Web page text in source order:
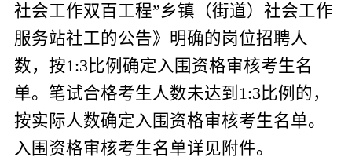
社会工作双百工程”乡镇（街道）社会工作
服务站社工的公告》明确的岗位招聘人
数，按1:3 比例确定入围资格审核考生名
单。笔试合格考生人数未达到 1:3 比例的，
按实际人数确定入围资格审核考生名单。
入围资格审核考生名单详见附件。